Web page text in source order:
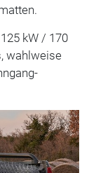
kW / 170
wahlweise